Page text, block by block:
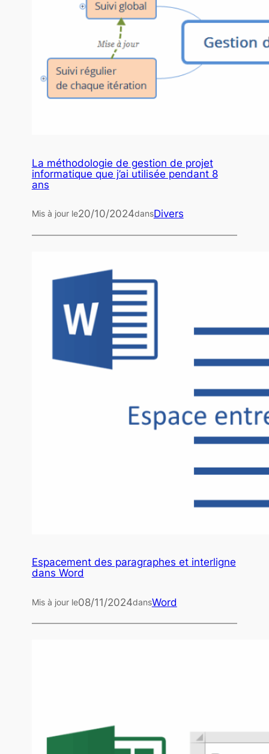
La méthodologie de gestion de projet
informatique que j’ai utilisée pendant 8
ans
Mis à jour le20/10/2024dansDivers
Espacement des paragraphes et interligne
dans Word
Mis à jour le08/11/2024dansWord